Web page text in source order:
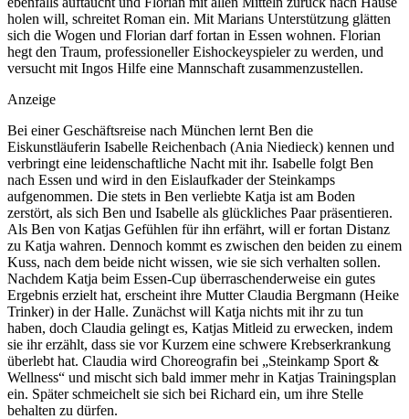
holen will, schreitet Roman ein. Mit Marians Unterstützung glätten
sich die Wogen und Florian darf fortan in Essen wohnen. Florian
hegt den Traum, professioneller Eishockeyspieler zu werden, und
versucht mit Ingos Hilfe eine Mannschaft zusammenzustellen.
Anzeige
Bei einer Geschäftsreise nach München lernt Ben die
Eiskunstläuferin Isabelle Reichenbach (Ania Niedieck) kennen und
verbringt eine leidenschaftliche Nacht mit ihr. Isabelle folgt Ben
nach Essen und wird in den Eislaufkader der Steinkamps
aufgenommen. Die stets in Ben verliebte Katja ist am Boden
zerstört, als sich Ben und Isabelle als glückliches Paar präsentieren.
Als Ben von Katjas Gefühlen für ihn erfährt, will er fortan Distanz
zu Katja wahren. Dennoch kommt es zwischen den beiden zu einem
Kuss, nach dem beide nicht wissen, wie sie sich verhalten sollen.
Nachdem Katja beim Essen-Cup überraschenderweise ein gutes
Ergebnis erzielt hat, erscheint ihre Mutter Claudia Bergmann (Heike
Trinker) in der Halle. Zunächst will Katja nichts mit ihr zu tun
haben, doch Claudia gelingt es, Katjas Mitleid zu erwecken, indem
sie ihr erzählt, dass sie vor Kurzem eine schwere Krebserkrankung
überlebt hat. Claudia wird Choreografin bei „Steinkamp Sport &
Wellness“ und mischt sich bald immer mehr in Katjas Trainingsplan
ein. Später schmeichelt sie sich bei Richard ein, um ihre Stelle
behalten zu dürfen.